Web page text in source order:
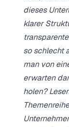
dieses
klarer
so schlecht
man von
erwarten
holen?